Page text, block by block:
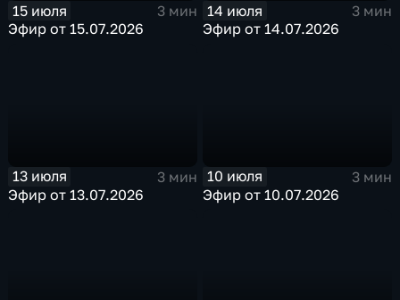
15 июля
3 мин
Эфир от 15.07.2026
14 июля
3 мин
Эфир от 14.07.2026
13 июля
3 мин
Эфир от 13.07.2026
10 июля
3 мин
Эфир от 10.07.2026